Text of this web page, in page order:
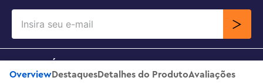
OverviewDestaquesDetalhes do ProdutoAvaliações